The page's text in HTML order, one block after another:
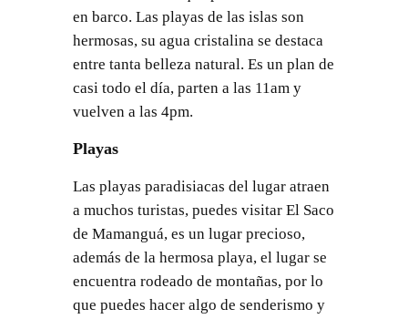
en barco. Las playas de las islas son
hermosas, su agua cristalina se destaca
entre tanta belleza natural. Es un plan de
casi todo el día, parten a las 11am y
vuelven a las 4pm.
Playas
Las playas paradisiacas del lugar atraen
a muchos turistas, puedes visitar El Saco
de Mamanguá, es un lugar precioso,
además de la hermosa playa, el lugar se
encuentra rodeado de montañas, por lo
que puedes hacer algo de senderismo y